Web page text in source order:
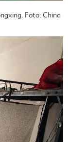
Foto: China